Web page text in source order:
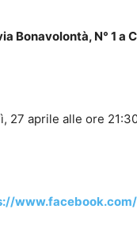
Bonavolontà, N° 1 a
27 aprile alle ore